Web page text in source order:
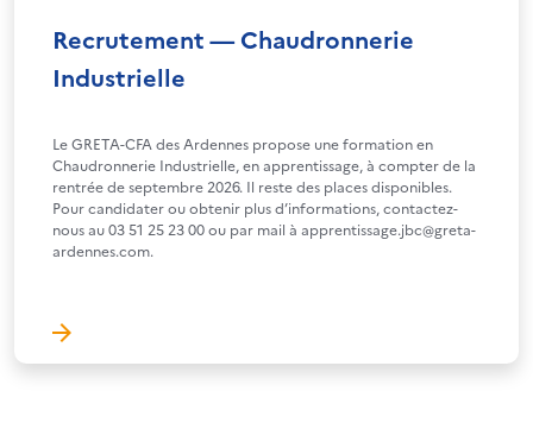
Recrutement — Chaudronnerie
Industrielle
Le GRETA-CFA des Ardennes propose une formation en
Chaudronnerie Industrielle, en apprentissage, à compter de la
rentrée de septembre 2026. Il reste des places disponibles.
Pour candidater ou obtenir plus d’informations, contactez-
nous au 03 51 25 23 00 ou par mail à apprentissage.jbc@greta-
ardennes.com.